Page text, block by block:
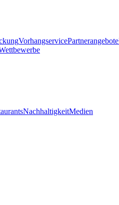
VorhangservicePartnerangebote
NachhaltigkeitMedien